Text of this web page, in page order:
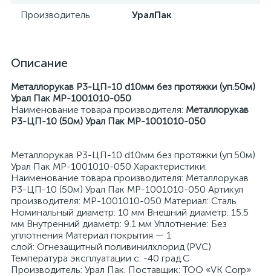
Производитель
УралПак
Описание
Металлорукав Р3-ЦП-10 d10мм без протяжки (уп.50м)
Урал Пак МР-1001010-050
Наименование товара производителя: Металлорукав
Р3-ЦП-10 (50м) Урал Пак МР-1001010-050
Металлорукав Р3-ЦП-10 d10мм без протяжки (уп.50м)
Урал Пак МР-1001010-050 Характеристики:
Наименование товара производителя: Металлорукав
Р3-ЦП-10 (50м) Урал Пак МР-1001010-050 Артикул
производителя: МР-1001010-050 Материал: Сталь
Номинальный диаметр: 10 мм Внешний диаметр: 15.5
мм Внутренний диаметр: 9.1 мм Уплотнение: Без
уплотнения Материал покрытия — 1
слой: Огнезащитный поливинилхлорид (PVC)
Температура эксплуатации с: -40 град.C
Производитель: Урал Пак. Поставщик: ТОО «VK Corp»